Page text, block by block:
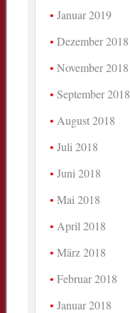
Januar 2019
Dezember 2018
November 2018
September 2018
August 2018
Juli 2018
Juni 2018
Mai 2018
April 2018
März 2018
Februar 2018
Januar 2018